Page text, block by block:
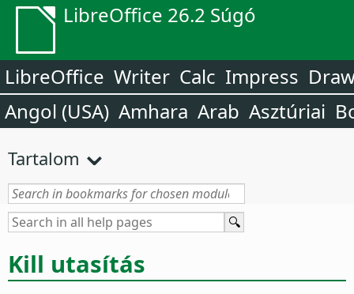
LibreOffice 26.2 Súgó
LibreOffice Writer Calc Impress
Angol (USA) Amhara Arab Asztúriai
Tartalom
Kill utasítás